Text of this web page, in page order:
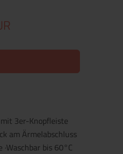
mit 3er-Knopfleiste
am Ärmelabschluss
bis 60°C